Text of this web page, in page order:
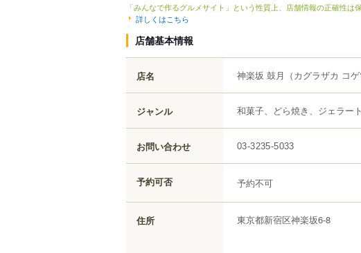
「みんなで作るグルメサイト」という性質上、店舗情報の正確性は
詳しくはこちら
店舗基本情報
店名 神楽坂 鼓月 （カグラザカ コゲ
ジャンル 和菓子、どら焼き、ジェラー
お問い合わせ 03-3235-5033
予約可否 予約不可
住所 東京都新宿区神楽坂6-8